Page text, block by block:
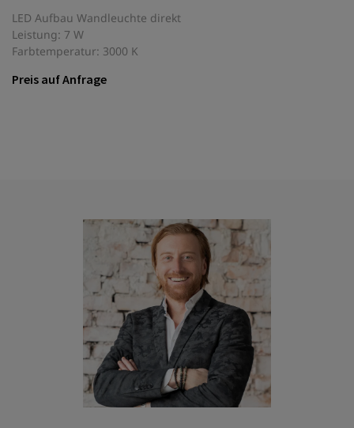
LED Aufbau Wandleuchte direkt
Leistung: 7 W
Farbtemperatur: 3000 K
Preis auf Anfrage